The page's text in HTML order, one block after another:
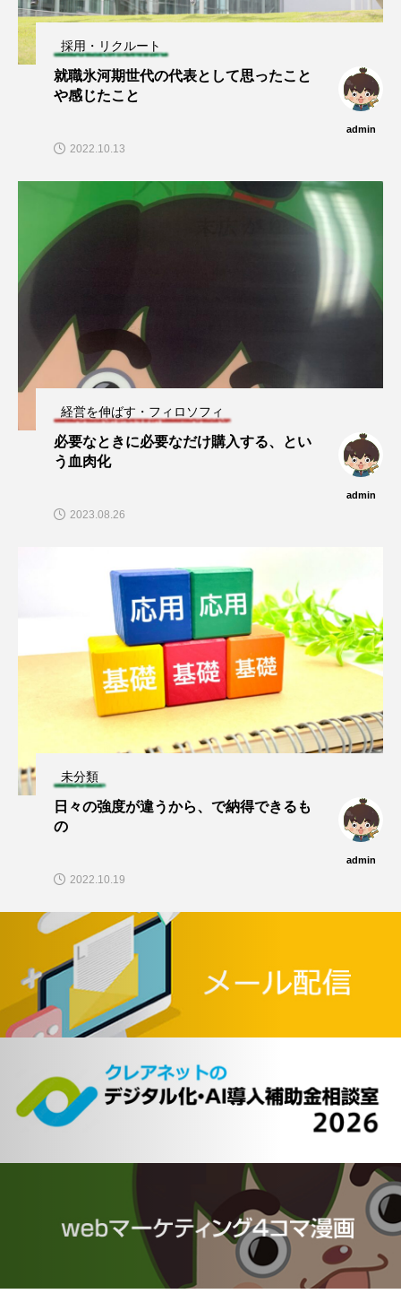
採用・リクルート
就職氷河期世代の代表として思ったこと
や感じたこと
admin
2022.10.13
経営を伸ばす・フィロソフィ
必要なときに必要なだけ購入する、とい
う血肉化
admin
2023.08.26
未分類
日々の強度が違うから、で納得できるも
の
admin
2022.10.19